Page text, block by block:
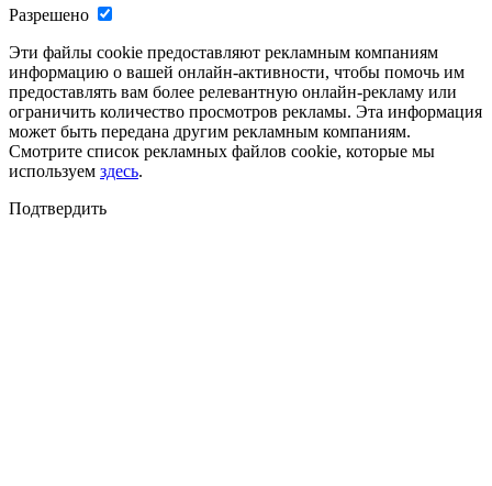
Разрешено
Эти файлы cookie предоставляют рекламным компаниям
информацию о вашей онлайн-активности, чтобы помочь им
предоставлять вам более релевантную онлайн-рекламу или
ограничить количество просмотров рекламы. Эта информация
может быть передана другим рекламным компаниям.
Смотрите список рекламных файлов cookie, которые мы
используем здесь.
Подтвердить